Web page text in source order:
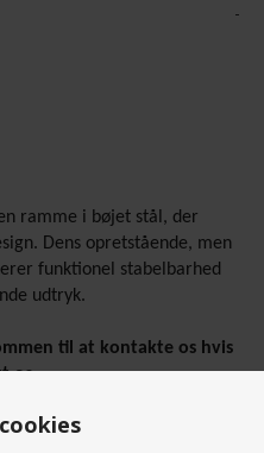
ramme i bøjet stål, der
Dens opretstående, men
funktionel stabelbarhed
udtryk.
til at kontakte os hvis
os